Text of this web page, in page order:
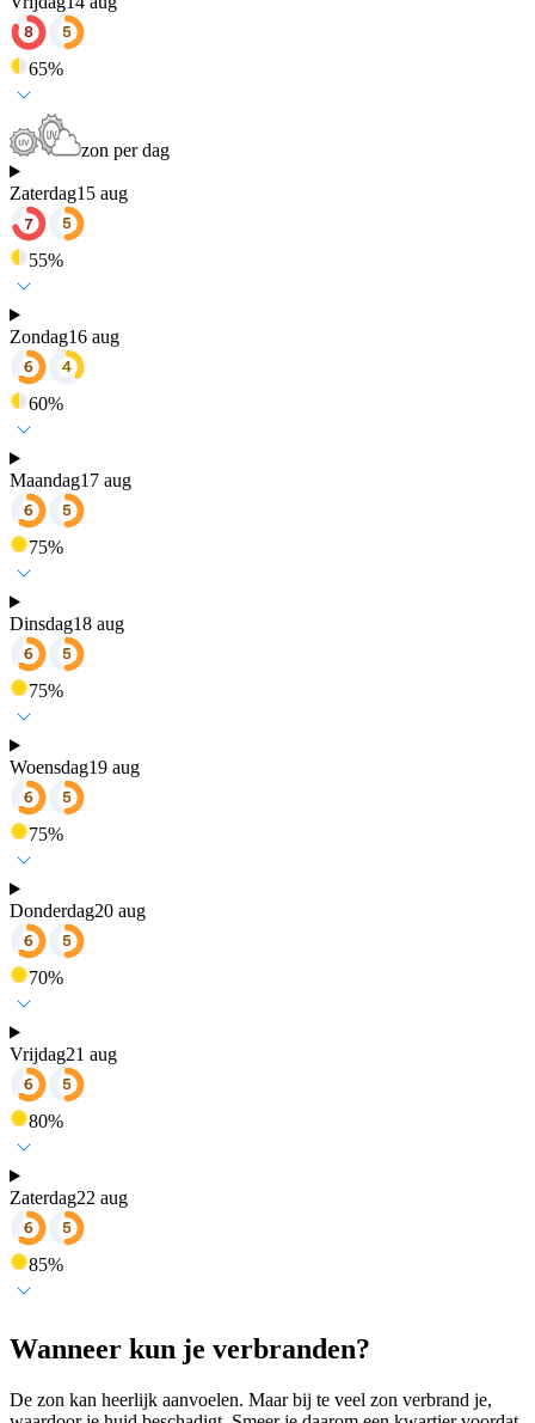
65%
zon per dag
Zaterdag15 aug
55%
Zondag16 aug
60%
Maandag17 aug
75%
Dinsdag18 aug
75%
Woensdag19 aug
75%
Donderdag20 aug
70%
Vrijdag21 aug
80%
Zaterdag22 aug
85%
Wanneer kun je verbranden?
De zon kan heerlijk aanvoelen. Maar bij te veel zon verbrand je,